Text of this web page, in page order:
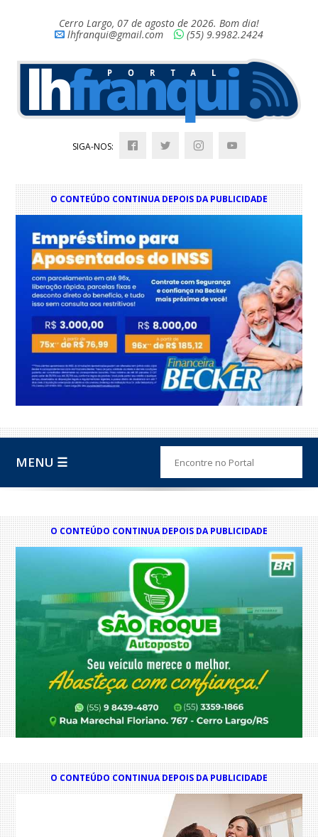
Cerro Largo, 07 de agosto de 2026. Bom dia!
lhfranqui@gmail.com
(55) 9.9982.2424
SIGA-NOS:
O CONTEÚDO CONTINUA DEPOIS DA PUBLICIDADE
MENU ☰
O CONTEÚDO CONTINUA DEPOIS DA PUBLICIDADE
O CONTEÚDO CONTINUA DEPOIS DA PUBLICIDADE